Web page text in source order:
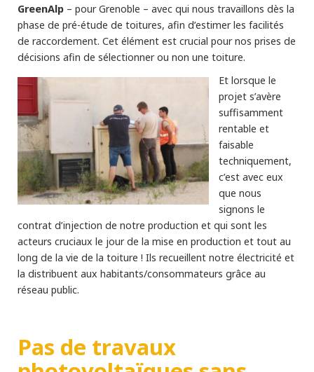
GreenAlp – pour Grenoble – avec qui nous travaillons dès la
phase de pré-étude de toitures, afin d’estimer les facilités
de raccordement. Cet élément est crucial pour nos prises de
décisions afin de sélectionner ou non une toiture.
Et lorsque le
projet s’avère
suffisamment
rentable et
faisable
techniquement,
c’est avec eux
que nous
signons le
contrat d’injection de notre production et qui sont les
acteurs cruciaux le jour de la mise en production et tout au
long de la vie de la toiture ! Ils recueillent notre électricité et
la distribuent aux habitants/consommateurs grâce au
réseau public.
Pas de travaux